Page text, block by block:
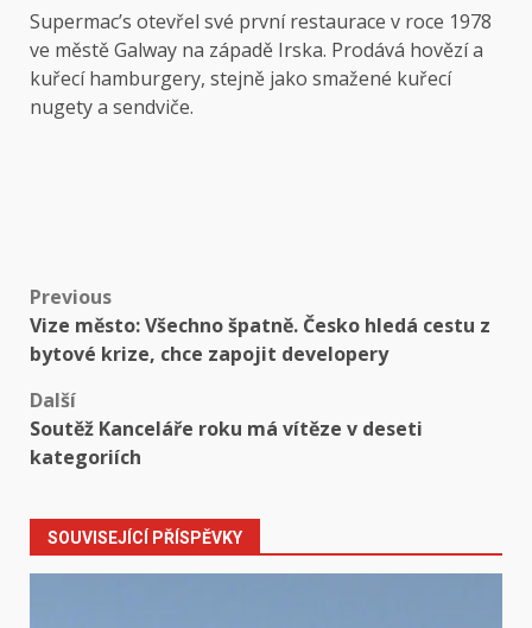
Supermac’s otevřel své první restaurace v roce 1978
ve městě Galway na západě Irska. Prodává hovězí a
kuřecí hamburgery, stejně jako smažené kuřecí
nugety a sendviče.
Post
navigation
Previous
Vize město: Všechno špatně. Česko hledá cestu z
bytové krize, chce zapojit developery
Další
Soutěž Kanceláře roku má vítěze v deseti
kategoriích
SOUVISEJÍCÍ PŘÍSPĚVKY